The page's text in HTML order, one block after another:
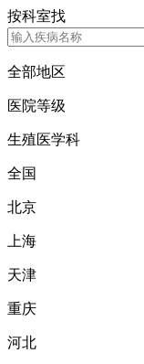
按科室找
全部地区
医院等级
生殖医学科
全国
北京
上海
天津
重庆
河北